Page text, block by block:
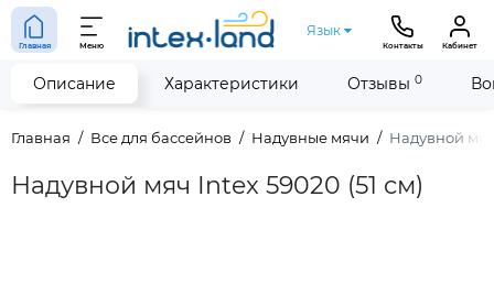
Главная Меню
Язык
Контакты Кабинет
Главная Все для бассейнов Надувные мячи Надувной
Надувной мяч Intex 59020 (51 cм)
Описание Характеристики Отзывы 0